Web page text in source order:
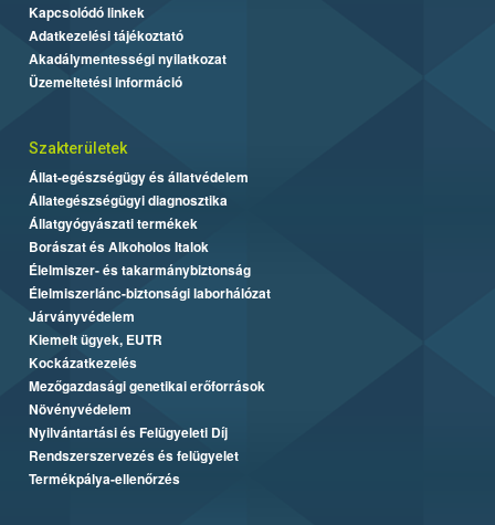
Kapcsolódó linkek
Adatkezelési tájékoztató
Akadálymentességi nyilatkozat
Üzemeltetési információ
Szakterületek
Állat-egészségügy és állatvédelem
Állategészségügyi diagnosztika
Állatgyógyászati termékek
Borászat és Alkoholos Italok
Élelmiszer- és takarmánybiztonság
Élelmiszerlánc-biztonsági laborhálózat
Járványvédelem
Kiemelt ügyek, EUTR
Kockázatkezelés
Mezőgazdasági genetikai erőforrások
Növényvédelem
Nyilvántartási és Felügyeleti Díj
Rendszerszervezés és felügyelet
Termékpálya-ellenőrzés